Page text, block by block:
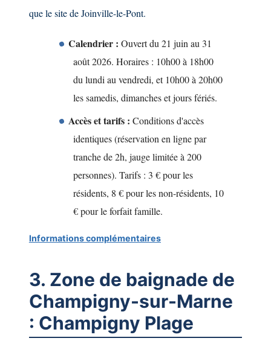
que le site de Joinville-le-Pont.
Calendrier : Ouvert du 21 juin au 31
août 2026. Horaires : 10h00 à 18h00
du lundi au vendredi, et 10h00 à 20h00
les samedis, dimanches et jours fériés.
Accès et tarifs : Conditions d'accès
identiques (réservation en ligne par
tranche de 2h, jauge limitée à 200
personnes). Tarifs : 3 € pour les
résidents, 8 € pour les non-résidents, 10
€ pour le forfait famille.
Informations complémentaires
3. Zone de baignade de
Champigny-sur-Marne
: Champigny Plage